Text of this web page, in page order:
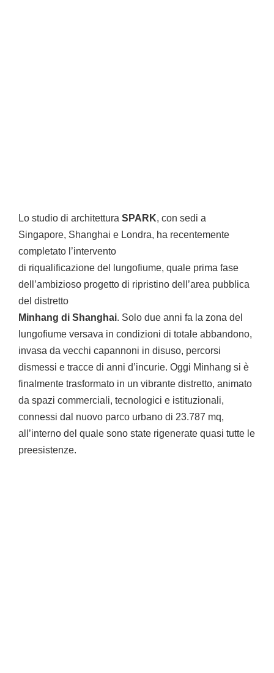
Lo studio di architettura SPARK, con sedi a
Singapore, Shanghai e Londra, ha recentemente
completato l’intervento
di riqualificazione del lungofiume, quale prima fase
dell’ambizioso progetto di ripristino dell’area pubblica
del distretto
Minhang di Shanghai. Solo due anni fa la zona del
lungofiume versava in condizioni di totale abbandono,
invasa da vecchi capannoni in disuso, percorsi
dismessi e tracce di anni d’incurie. Oggi Minhang si è
finalmente trasformato in un vibrante distretto, animato
da spazi commerciali, tecnologici e istituzionali,
connessi dal nuovo parco urbano di 23.787 mq,
all’interno del quale sono state rigenerate quasi tutte le
preesistenze.